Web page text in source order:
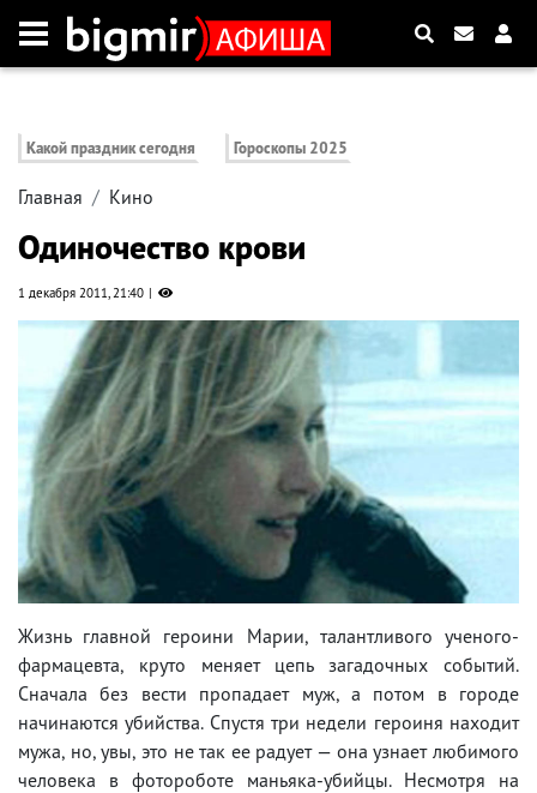
Какой праздник сегодня Гороскопы 2025
Главная Кино
Одиночество крови
1 декабря 2011, 21:40
Жизнь главной героини Марии, талантливого ученого-
фармацевта, круто меняет цепь загадочных событий.
Сначала без вести пропадает муж, а потом в городе
начинаются убийства. Спустя три недели героиня находит
мужа, но, увы, это не так ее радует — она узнает любимого
человека в фотороботе маньяка-убийцы. Несмотря на